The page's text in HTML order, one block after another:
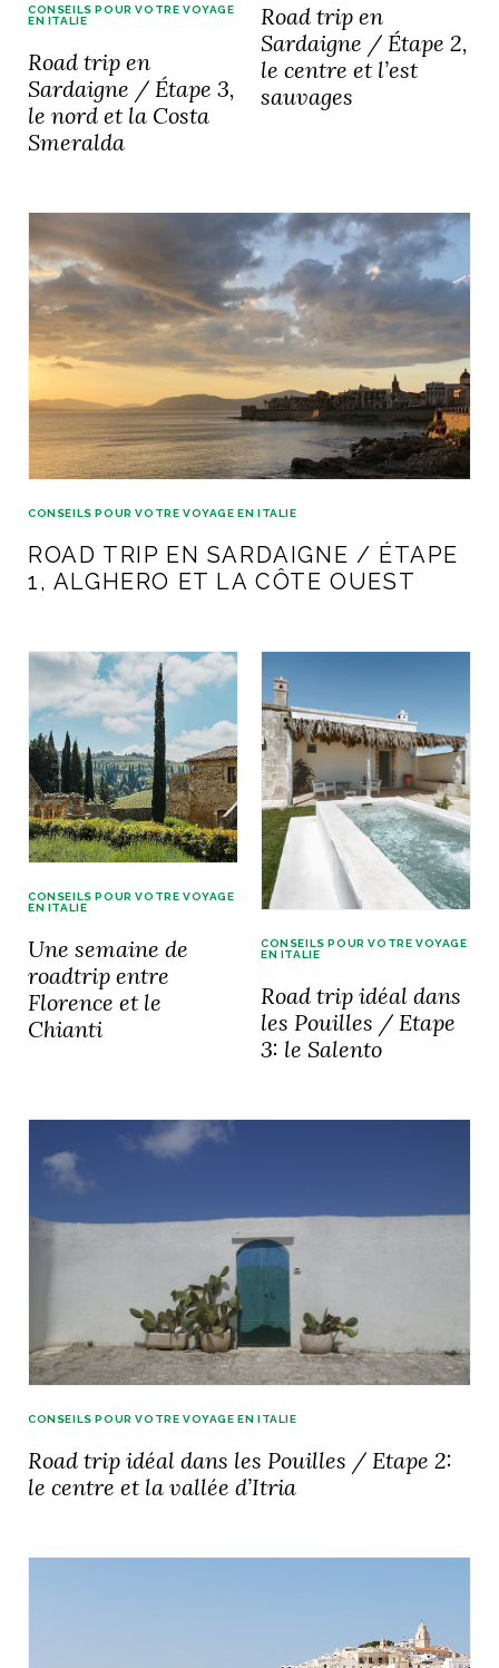
du
Notre palette
Virtuosa Venezia
ART ET DESIGN
CONSEILS POUR VOTRE VOYAGE
EN ITALIE
Road trip en
Sardaigne / Étape 3,
le nord et la Costa
Smeralda
Road trip en
Sardaigne / Étape 2,
le centre et l’est
sauvages
CONSEILS POUR VOTRE VOYAGE EN ITALIE
ROAD TRIP EN SARDAIGNE / ÉTAPE
1, ALGHERO ET LA CÔTE OUEST
CONSEILS POUR VOTRE VOYAGE
EN ITALIE
Une semaine de
roadtrip entre
Florence et le
Chianti
CONSEILS POUR VOTRE VOYAGE
EN ITALIE
Road trip idéal dans
les Pouilles / Etape
3: le Salento
CONSEILS POUR VOTRE VOYAGE EN ITALIE
Road trip idéal dans les Pouilles / Etape 2:
le centre et la vallée d’Itria